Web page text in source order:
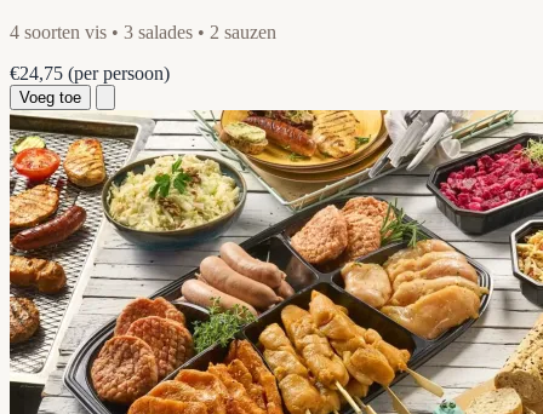
4 soorten vis • 3 salades • 2 sauzen
€24,75 (per persoon)
Voeg toe